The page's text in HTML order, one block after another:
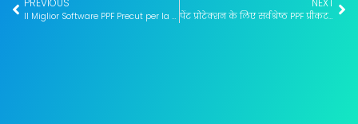
PREVIOUS
Il Miglior Software PPF Precut per la Protezione della Vernice – Perché Aeoncut è la Tua Scelta Migliore?
NEXT
पेंट प्रोटेक्शन के लिए सर्वश्रेष्ठ PPF प्रीकट सॉफ़्टवेयर – क्यों Aeoncut आपकी सबसे अच्छी पसंद है?